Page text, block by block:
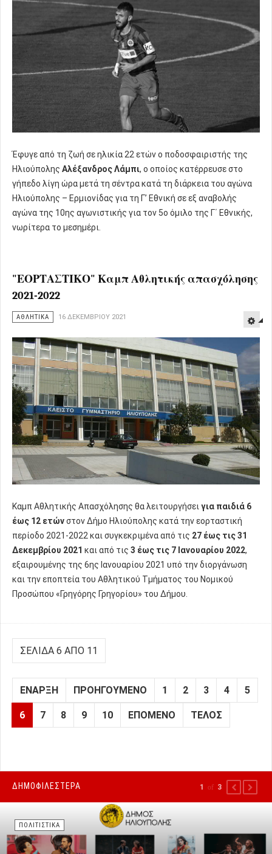
Έφυγε από τη ζωή σε ηλικία 22 ετών ο ποδοσφαιριστής της
Ηλιούπολης Αλέξανδρος Λάμπι, ο οποίος κατέρρευσε στο
γήπεδο λίγη ώρα μετά τη σέντρα κατά τη διάρκεια του αγώνα
Ηλιούπολης – Ερμιονίδας για τη Γ’ Εθνική σε εξ αναβολής
αγώνα της 10ης αγωνιστικής για τον 5ο όμιλο της Γ΄ Εθνικής,
νωρίτερα το μεσημέρι.
"ΕΟΡΤΑΣΤΙΚΟ" Καμπ Αθλητικής απασχόλησης
2021-2022
ΑΘΛΗΤΙΚΑ 16 ΔΕΚΕΜΒΡΊΟΥ 2021
Καμπ Αθλητικής Απασχόλησης θα λειτουργήσει για παιδιά 6
έως 12 ετώνστον Δήμο Ηλιούπολης κατά την εορταστική
περίοδο 2021-2022 και συγκεκριμένα από τις 27 έως τις 31
Δεκεμβρίου 2021 και από τις 3 έως τις 7 Ιανουαρίου 2022,
εξαιρουμένης της 6ης Ιανουαρίου 2021 υπό την διοργάνωση
και την εποπτεία του Αθλητικού Τμήματος του Νομικού
Προσώπου «Γρηγόρης Γρηγορίου» του Δήμου.
ΣΕΛΊΔΑ 6 ΑΠΌ 11
ΈΝΑΡΞΗ ΠΡΟΗΓΟΎΜΕΝΟ 1 2 3 4 5
6 7 8 9 10 ΕΠΌΜΕΝΟ ΤΈΛΟΣ
ΔΗΜΟΦΙΛΕΣΤΕΡΑ
ΠΟΛΙΤΙΣΤΙΚΑ
1 of 3 PREVIOUS
NEXT